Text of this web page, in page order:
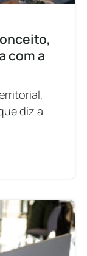
com a
diz a